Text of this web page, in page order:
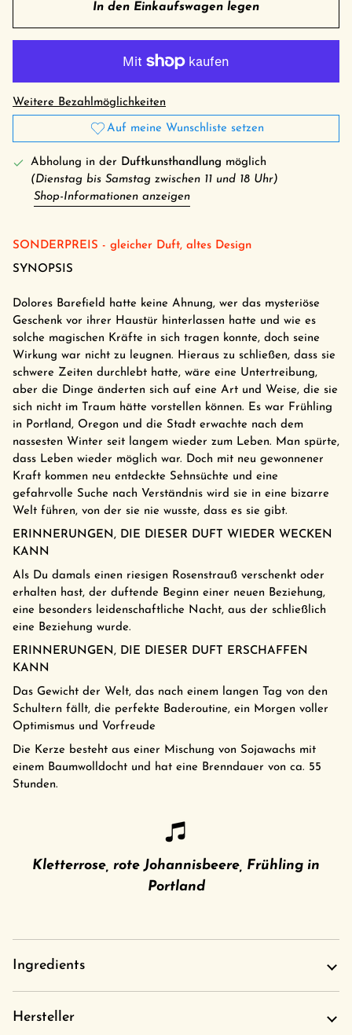
In den Einkaufswagen legen
Weitere Bezahlmöglichkeiten
Auf meine Wunschliste setzen
Abholung in der Duftkunsthandlung möglich
(Dienstag bis Samstag zwischen 11 und 18 Uhr)
Shop-Informationen anzeigen
SONDERPREIS - gleicher Duft, altes Design
SYNOPSIS
Dolores Barefield hatte keine Ahnung, wer das mysteriöse
Geschenk vor ihrer Haustür hinterlassen hatte und wie es
solche magischen Kräfte in sich tragen konnte, doch seine
Wirkung war nicht zu leugnen. Hieraus zu schließen, dass sie
schwere Zeiten durchlebt hatte, wäre eine Untertreibung,
aber die Dinge änderten sich auf eine Art und Weise, die sie
sich nicht im Traum hätte vorstellen können. Es war Frühling
in Portland, Oregon und die Stadt erwachte nach dem
nassesten Winter seit langem wieder zum Leben. Man spürte,
dass Leben wieder möglich war. Doch mit neu gewonnener
Kraft kommen neu entdeckte Sehnsüchte und eine
gefahrvolle Suche nach Verständnis wird sie in eine bizarre
Welt führen, von der sie nie wusste, dass es sie gibt.
ERINNERUNGEN, DIE DIESER DUFT WIEDER WECKEN
KANN
Als Du damals einen riesigen Rosenstrauß verschenkt oder
erhalten hast, der duftende Beginn einer neuen Beziehung,
eine besonders leidenschaftliche Nacht, aus der schließlich
eine Beziehung wurde.
ERINNERUNGEN, DIE DIESER DUFT ERSCHAFFEN
KANN
Das Gewicht der Welt, das nach einem langen Tag von den
Schultern fällt, die perfekte Baderoutine, ein Morgen voller
Optimismus und Vorfreude
Die Kerze besteht aus einer Mischung von Sojawachs mit
einem Baumwolldocht und hat eine Brenndauer von ca. 55
Stunden.
Kletterrose, rote Johannisbeere, Frühling in
Portland
Ingredients
Hersteller